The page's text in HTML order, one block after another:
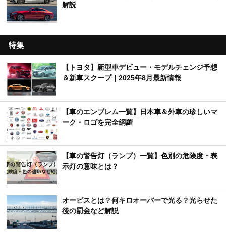
解説
特集
【トヨタ】新型車デビュー・モデルチェンジ予想
＆新車スクープ｜2025年8月最新情報
【車のエンブレム一覧】日本車＆外車の珍しいマ
ーク・ロゴを完全網羅
【車の警告灯（ランプ）一覧】色別の危険度・表
示灯の意味とは？
オービスとは？何キロオーバーで光る？光らせた
後の罰金など解説